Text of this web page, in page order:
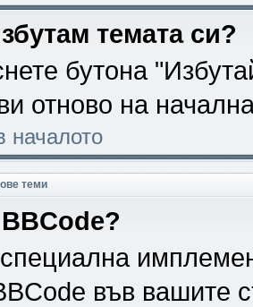
темата си?
бутона
отново на
началото
теми
във вашите